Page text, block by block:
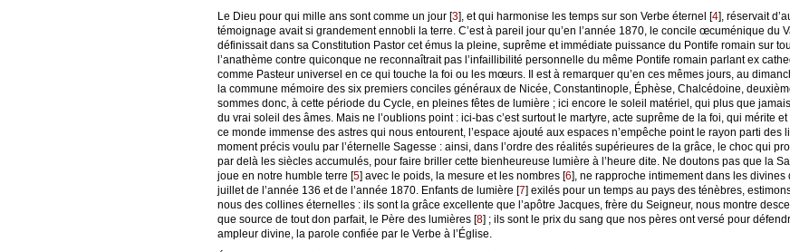
Le Dieu pour qui mille ans sont comme un jour [3], et qui harmonise les temps sur son Verbe éternel [4], réservait
témoignage avait si grandement ennobli la terre. C’est à pareil jour qu’en l’année 1870, le concile œcuménique du
définissait dans sa Constitution Pastor cet émus la pleine, suprême et immédiate puissance du Pontife romain sur
l’anathème contre quiconque ne reconnaîtrait pas l’infaillibilité personnelle du même Pontife romain parlant ex
comme Pasteur universel en ce qui touche la foi ou les mœurs. Il est à remarquer qu’en ces mêmes jours, au
la commune mémoire des six premiers conciles généraux de Nicée, Constantinople, Éphèse, Chalcédoine,
sommes donc, à cette période du Cycle, en pleines fêtes de lumière ; ici encore le soleil matériel, qui plus que
du vrai soleil des âmes. Mais ne l’oublions point : ici-bas c’est surtout le martyre, acte suprême de la foi, qui mérite
ce monde immense des astres qui nous entourent, l’espace ajouté aux espaces n’empêche point le rayon parti des
moment précis voulu par l’éternelle Sagesse : ainsi, dans l’ordre des réalités supérieures de la grâce, le choc qui
par delà les siècles accumulés, pour faire briller cette bienheureuse lumière à l’heure dite. Ne doutons pas que la
joue en notre humble terre [5] avec le poids, la mesure et les nombres [6], ne rapproche intimement dans les
juillet de l’année 136 et de l’année 1870. Enfants de lumière [7] exilés pour un temps au pays des ténèbres,
nous des collines éternelles : ils sont la grâce excellente que l’apôtre Jacques, frère du Seigneur, nous montre
que source de tout don parfait, le Père des lumières [8] ; ils sont le prix du sang que nos pères ont versé pour
ampleur divine, la parole confiée par le Verbe à l’Église.